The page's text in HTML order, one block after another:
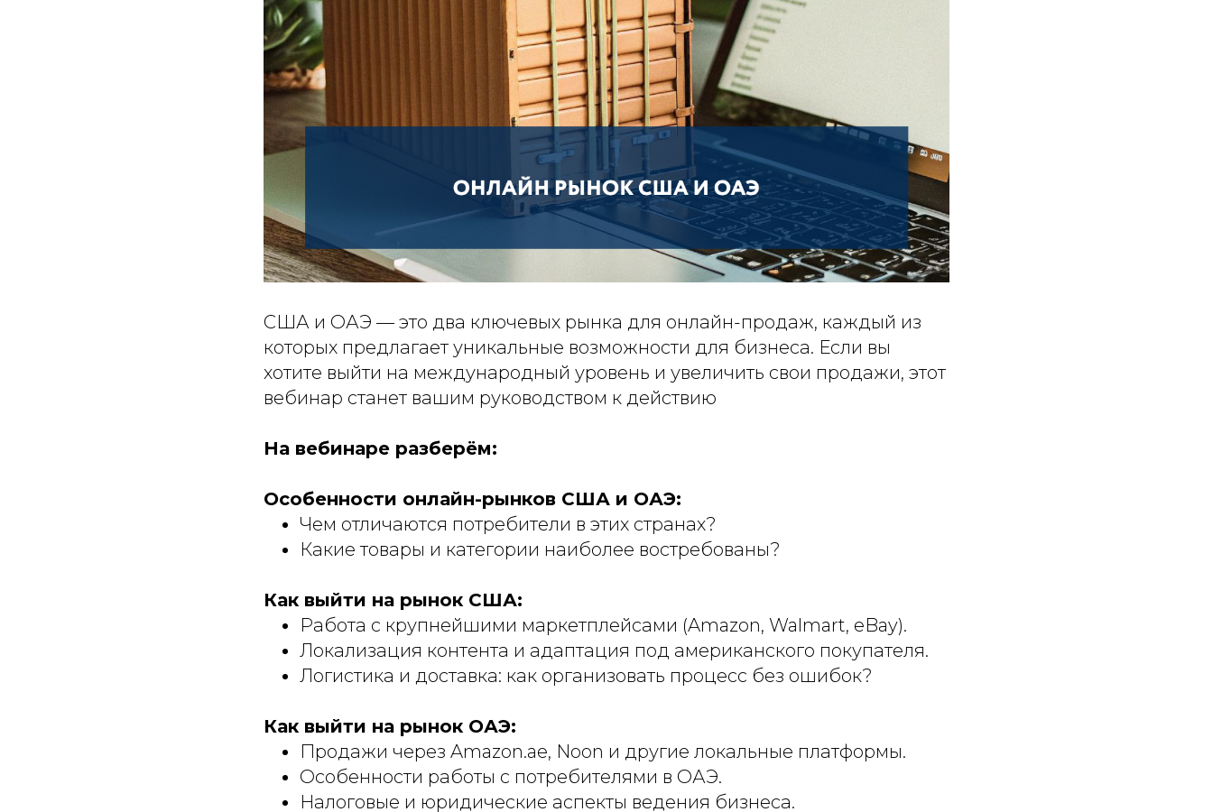
США и ОАЭ — это два ключевых рынка для онлайн-продаж, каждый из
которых предлагает уникальные возможности для бизнеса. Если вы
хотите выйти на международный уровень и увеличить свои продажи, этот
вебинар станет вашим руководством к действию
На вебинаре разберём:
Особенности онлайн-рынков США и ОАЭ:
Чем отличаются потребители в этих странах?
Какие товары и категории наиболее востребованы?
Как выйти на рынок США:
Работа с крупнейшими маркетплейсами (Amazon, Walmart, eBay).
Локализация контента и адаптация под американского покупателя.
Логистика и доставка: как организовать процесс без ошибок?
Как выйти на рынок ОАЭ:
Продажи через Amazon.ae, Noon и другие локальные платформы.
Особенности работы с потребителями в ОАЭ.
Налоговые и юридические аспекты ведения бизнеса.